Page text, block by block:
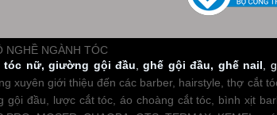
NGHỀ NGÀNH TÓC
tóc nữ,giường gội đầu ,ghế gội đầu, ghế nail ,
xuyên giới thiệu đến các barber, hairstyle, thợ cắt
đầu, lược cắt tóc, áo choàng cắt tóc, bình xịt